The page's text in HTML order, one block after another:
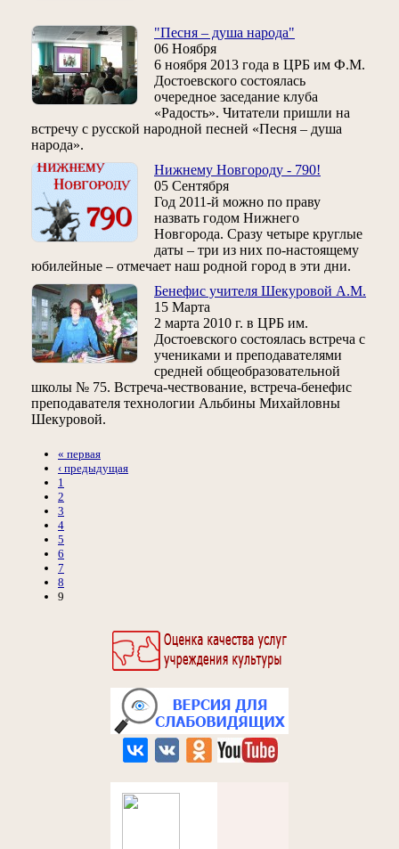
"Песня – душа народа"
06 Ноября
6 ноября 2013 года в ЦРБ им Ф.М.
Достоевского состоялась
очередное заседание клуба
«Радость». Читатели пришли на
встречу с русской народной песней «Песня – душа
народа».
Нижнему Новгороду - 790!
05 Сентября
Год 2011-й можно по праву
назвать годом Нижнего
Новгорода. Сразу четыре круглые
даты – три из них по-настоящему
юбилейные – отмечает наш родной город в эти дни.
Бенефис учителя Шекуровой А.М.
15 Марта
2 марта 2010 г. в ЦРБ им.
Достоевского состоялась встреча с
учениками и преподавателями
средней общеобразовательной
школы № 75. Встреча-чествование, встреча-бенефис
преподавателя технологии Альбины Михайловны
Шекуровой.
« первая
‹ предыдущая
1
2
3
4
5
6
7
8
9